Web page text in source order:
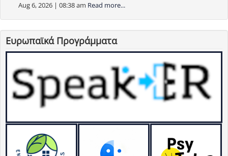
Aug 6, 2026 | 08:38 am Read more...
Ευρωπαϊκά Προγράμματα